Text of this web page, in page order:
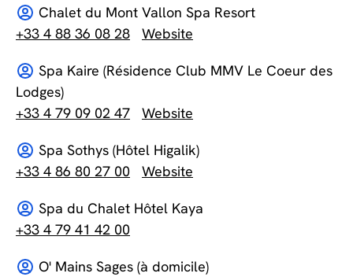
Chalet du Mont Vallon Spa Resort
+33 4 88 36 08 28
Website
Spa Kaire (Résidence Club MMV Le Coeur des
Lodges)
+33 4 79 09 02 47
Website
Spa Sothys (Hôtel Higalik)
+33 4 86 80 27 00
Website
Spa du Chalet Hôtel Kaya
+33 4 79 41 42 00
O' Mains Sages (à domicile)